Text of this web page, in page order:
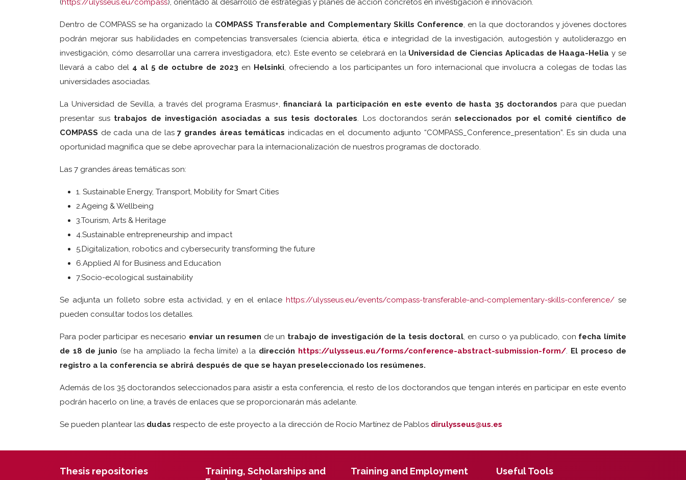
(https://ulysseus.eu/compass), orientado al desarrollo de estrategias y planes de acción concretos en investigación e innovación.
Dentro de COMPASS se ha organizado la COMPASS Transferable and Complementary Skills Conference, en la que doctorandos y jóvenes doctores
podrán mejorar sus habilidades en competencias transversales (ciencia abierta, ética e integridad de la investigación, autogestión y autoliderazgo en
investigación, cómo desarrollar una carrera investigadora, etc). Este evento se celebrará en la Universidad de Ciencias Aplicadas de Haaga-Helia y se
llevará a cabo del 4 al 5 de octubre de 2023 en Helsinki, ofreciendo a los participantes un foro internacional que involucra a colegas de todas las
universidades asociadas.
La Universidad de Sevilla, a través del programa Erasmus+,financiará la participación en este evento de hasta 35 doctorandos para que puedan
presentar sus trabajos de investigación asociadas a sus tesis doctorales. Los doctorandos seránseleccionados por el comité científico de
COMPASS de cada una de las7 grandes áreas temáticas indicadas en el documento adjunto “COMPASS_Conference_presentation”. Es sin duda una
oportunidad magnífica que se debe aprovechar para la internacionalización de nuestros programas de doctorado.
Las 7 grandes áreas temáticas son:
1. Sustainable Energy, Transport, Mobility for Smart Cities
2.Ageing & Wellbeing
3.Tourism, Arts & Heritage
4.Sustainable entrepreneurship and impact
5.Digitalization, robotics and cybersecurity transforming the future
6.Applied AI for Business and Education
7.Socio-ecological sustainability
Se adjunta un folleto sobre esta actividad, y en el enlace https://ulysseus.eu/events/compass-transferable-and-complementary-skills-conference/se
pueden consultar todos los detalles.
Para poder participar es necesario enviar un resumen de un trabajo de investigación de la tesis doctoral, en curso o ya publicado, con fecha límite
de 18 de junio (se ha ampliado la fecha límite) a la dirección https://ulysseus.eu/forms/conference-abstract-submission-form/. El proceso de
registro a la conferencia se abrirá después de que se hayan preseleccionado los resúmenes.
Además de los 35 doctorandos seleccionados para asistir a esta conferencia, el resto de los doctorandos que tengan interés en participar en este evento
podrán hacerlo on line, a través de enlaces que se proporcionarán más adelante.
Se pueden plantear las dudas respecto de este proyecto a la dirección de Rocío Martínez de Pablos dirulysseus@us.es
Thesis repositories
Training, Scholarships and
Training and Employment Useful Tools